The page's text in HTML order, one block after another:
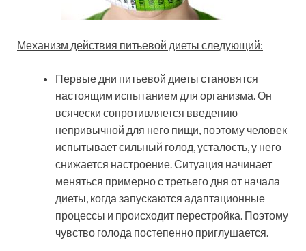
Механизм действия питьевой диеты следующий:
Первые дни питьевой диеты становятся
настоящим испытанием для организма. Он
всячески сопротивляется введению
непривычной для него пищи, поэтому человек
испытывает сильный голод, усталость, у него
снижается настроение. Ситуация начинает
меняться примерно с третьего дня от начала
диеты, когда запускаются адаптационные
процессы и происходит перестройка. Поэтому
чувство голода постепенно приглушается.